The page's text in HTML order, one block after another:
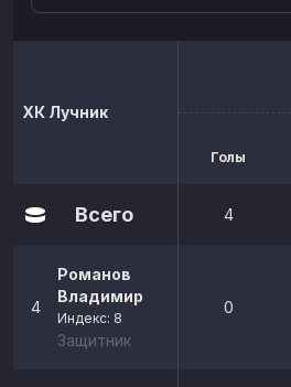
ХК Лучник
Голы
Всего 4
4
Романов
Владимир
Индекс: 8
Защитник
0